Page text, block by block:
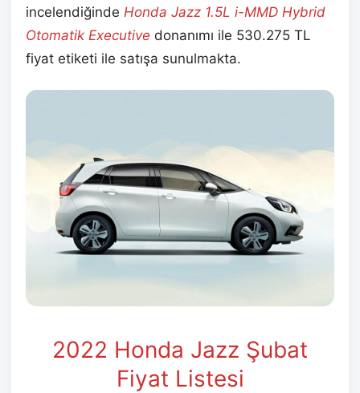
incelendiğinde Honda Jazz 1.5L i-MMD Hybrid
Otomatik Executive donanımı ile 530.275 TL
fiyat etiketi ile satışa sunulmakta.
2022 Honda Jazz Şubat
Fiyat Listesi